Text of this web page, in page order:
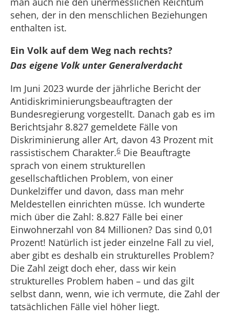
sehen, der in den menschlichen Beziehungen
enthalten ist.
Ein Volk auf dem Weg nach rechts?
Das eigene Volk unter Generalverdacht
Im Juni 2023 wurde der jährliche Bericht der
Antidiskriminierungsbeauftragten der
Bundesregierung vorgestellt. Danach gab es im
Berichtsjahr 8.827 gemeldete Fälle von
Diskriminierung aller Art, davon 43 Prozent mit
rassistischem Charakter.6 Die Beauftragte
sprach von einem strukturellen
gesellschaftlichen Problem, von einer
Dunkelziffer und davon, dass man mehr
Meldestellen einrichten müsse. Ich wunderte
mich über die Zahl: 8.827 Fälle bei einer
Einwohnerzahl von 84 Millionen? Das sind 0,01
Prozent! Natürlich ist jeder einzelne Fall zu viel,
aber gibt es deshalb ein strukturelles Problem?
Die Zahl zeigt doch eher, dass wir kein
strukturelles Problem haben – und das gilt
selbst dann, wenn, wie ich vermute, die Zahl der
tatsächlichen Fälle viel höher liegt.